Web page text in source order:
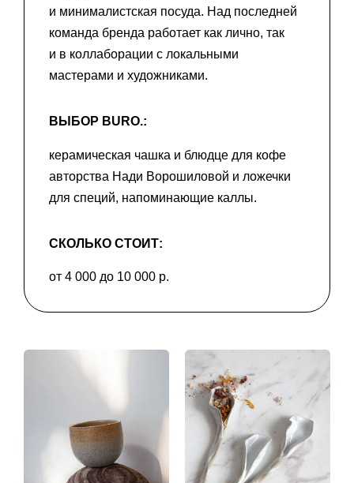
и минималистская посуда. Над последней
команда бренда работает как лично, так
и в коллаборации с локальными
мастерами и художниками.
ВЫБОР BURO.:
керамическая чашка и блюдце для кофе
авторства Нади Ворошиловой и ложечки
для специй, напоминающие каллы.
СКОЛЬКО СТОИТ:
от 4 000 до 10 000 р.